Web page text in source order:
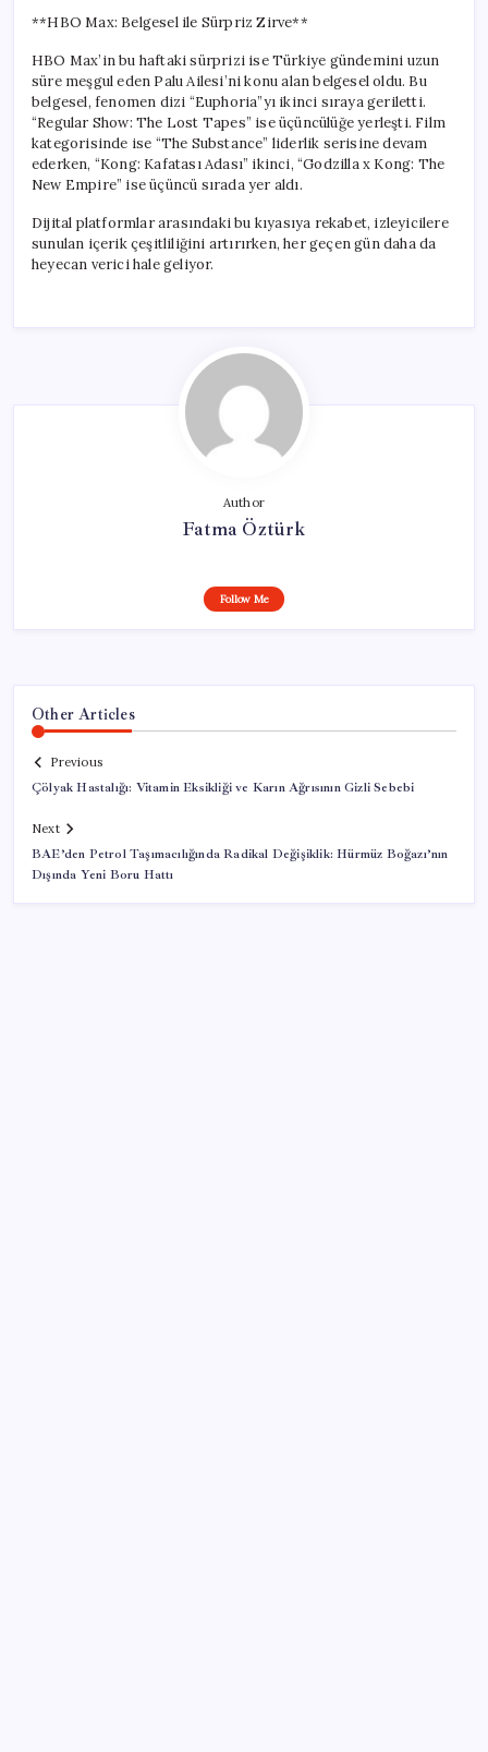
**HBO Max: Belgesel ile Sürpriz Zirve**
HBO Max’in bu haftaki sürprizi ise Türkiye gündemini uzun
süre meşgul eden Palu Ailesi’ni konu alan belgesel oldu. Bu
belgesel, fenomen dizi “Euphoria”yı ikinci sıraya geriletti.
“Regular Show: The Lost Tapes” ise üçüncülüğe yerleşti. Film
kategorisinde ise “The Substance” liderlik serisine devam
ederken, “Kong: Kafatası Adası” ikinci, “Godzilla x Kong: The
New Empire” ise üçüncü sırada yer aldı.
Dijital platformlar arasındaki bu kıyasıya rekabet, izleyicilere
sunulan içerik çeşitliliğini artırırken, her geçen gün daha da
heyecan verici hale geliyor.
Author
Fatma Öztürk
Follow Me
Other Articles
Previous
Çölyak Hastalığı: Vitamin Eksikliği ve Karın Ağrısının Gizli Sebebi
Next
BAE’den Petrol Taşımacılığında Radikal Değişiklik: Hürmüz Boğazı’nın
Dışında Yeni Boru Hattı